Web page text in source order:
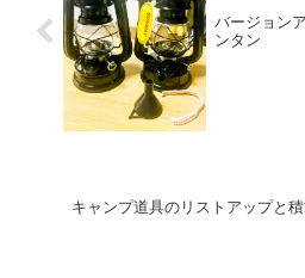
バージョン
ンタン
キャンプ道具のリストアップと